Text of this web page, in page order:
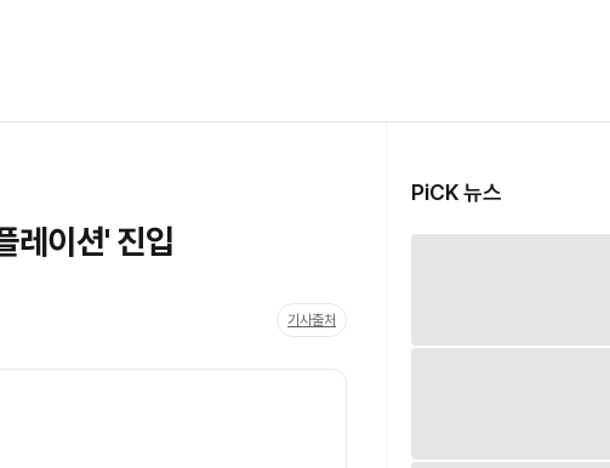
레이션' 진입
기사출처
PiCK 뉴스